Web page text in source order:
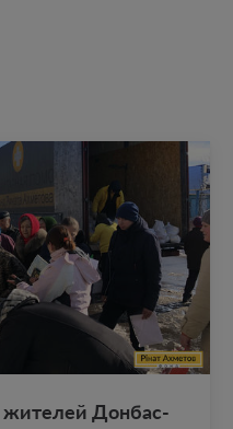
жи­те­лей Дон­бас­